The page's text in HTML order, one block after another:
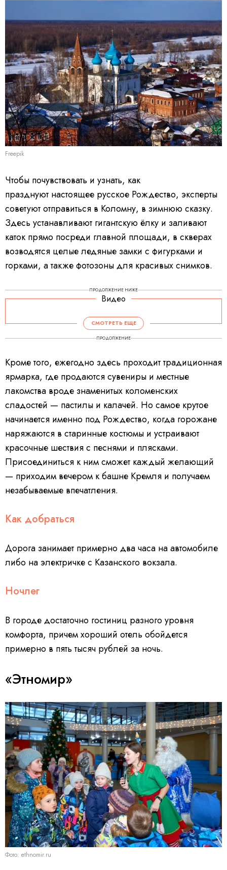
Freepik
Чтобы почувствовать и узнать, как
празднуют настоящее русское Рождество, эксперты
советуют отправиться в Коломну, в зимнюю сказку.
Здесь устанавливают гигантскую ёлку и заливают
каток прямо посреди главной площади, в скверах
возводятся целые ледяные замки с фигурками и
горками, а также фотозоны для красивых снимков.
ПРОДОЛЖЕНИЕ НИЖЕ
Видео
СМОТРЕТЬ ЕЩЕ
ПРОДОЛЖЕНИЕ
Кроме того, ежегодно здесь проходит традиционная
ярмарка, где продаются сувениры и местные
лакомства вроде знаменитых коломенских
сладостей — пастилы и калачей. Но самое крутое
начинается именно под Рождество, когда горожане
наряжаются в старинные костюмы и устраивают
красочные шествия с песнями и плясками.
Присоединиться к ним сможет каждый желающий
— приходим вечером к башне Кремля и получаем
незабываемые впечатления.
Как добраться
Дорога занимает примерно два часа на автомобиле
либо на электричке с Казанского вокзала.
Ночлег
В городе достаточно гостиниц разного уровня
комфорта, причем хороший отель обойдется
примерно в пять тысяч рублей за ночь.
«Этномир»
Фото: ethnomir.ru